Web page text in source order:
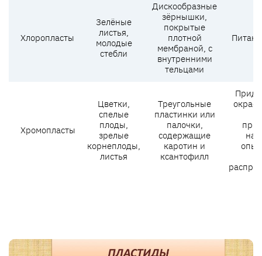
Хлоропласты
Зелёные
листья,
молодые
стебли
Дискообразные
зёрнышки,
покрытые
плотной
мембраной, с
внутренними
тельцами
Хромопласты
Цветки,
спелые
плоды,
зрелые
корнеплоды,
листья
Треугольные
пластинки или
палочки,
содержащие
каротин и
ксантофилл